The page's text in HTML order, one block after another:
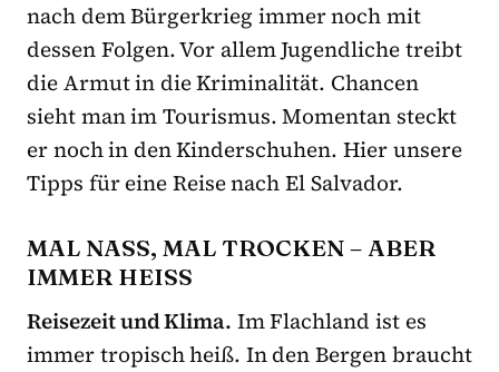
nach dem Bürgerkrieg immer noch mit
dessen Folgen. Vor allem Jugendliche treibt
die Armut in die Kriminalität. Chancen
sieht man im Tourismus. Momentan steckt
er noch in den Kinderschuhen. Hier unsere
Tipps für eine Reise nach El Salvador.
MAL NASS, MAL TROCKEN – ABER
IMMER HEISS
Reisezeit und Klima. Im Flachland ist es
immer tropisch heiß. In den Bergen braucht